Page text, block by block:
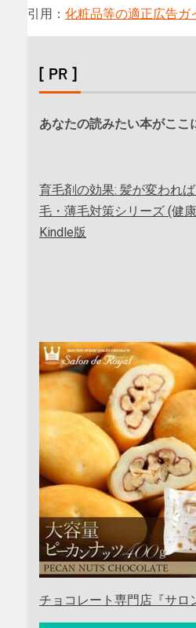
引用： 化粧品等の適正広告ガ
[ PR ]
あなたの読みたい本がここ
育毛剤の効果: 髪が変われ
毛・薄毛対策シリーズ (健
Kindle版
チョコレート専門店『サロ